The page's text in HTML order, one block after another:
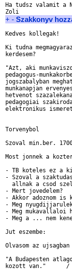
Ha tudsz valamit
+ - Szakkonyv
Kedves kollegak!
Ki tudna
kerdesem?
"Azt, aki
pedagogus-
jogszabalyban
munkanapjan
hetvenot
pedagogiai
elektronikus
Torvenybol
Szoval min.ber.
Most jonnek a
- TB koteles ez a
- Szoval a
allnak a csod
- Mert jovedelem?
- Akkor adoznom is
- Meg
- Meg mukavallaloi
- Meg a ... nem
Jut eszembe:
Olvasom az
"A Budapesten
kozott van."      /